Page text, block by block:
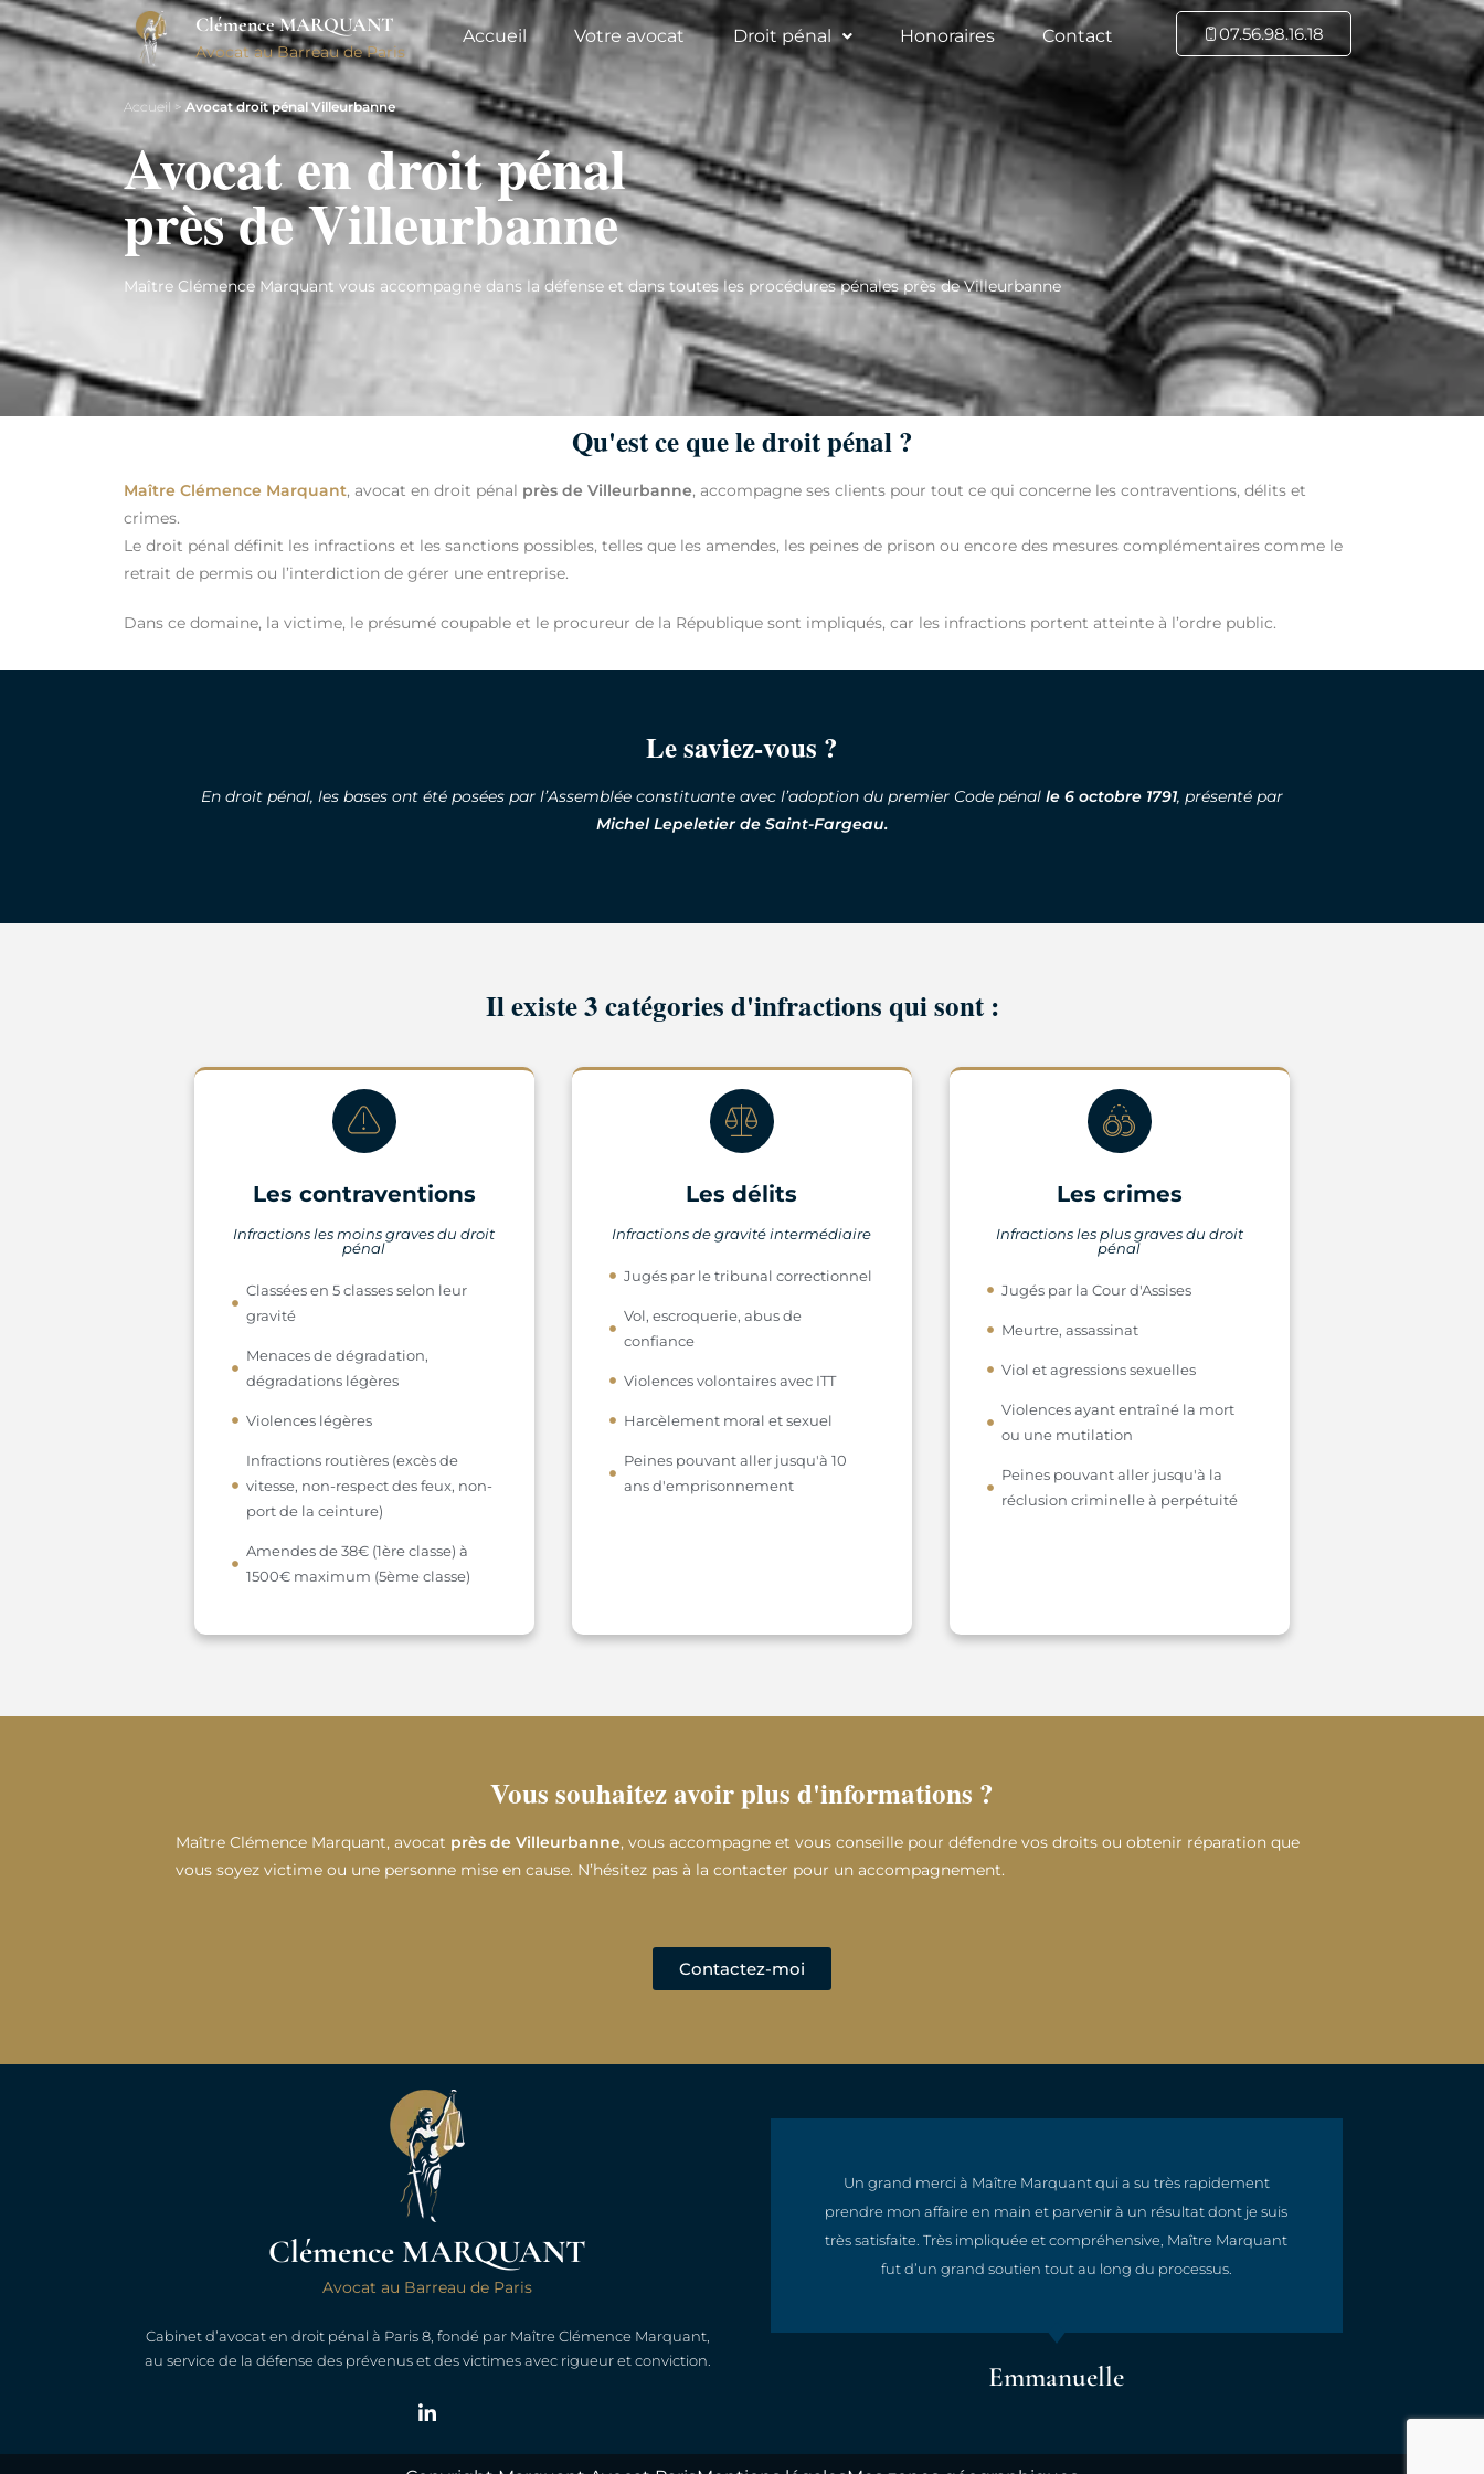
Clémence MARQUANT
Avocat au Barreau de Paris
Accueil Votre avocat Droit pénal Honoraires Contact 07.56.98.16.18
Accueil > Avocat droit pénal Villeurbanne
Avocat en droit pénal
près de Villeurbanne
Maître Clémence Marquant vous accompagne dans la défense et dans toutes les procédures pénales près de Villeurbanne
Qu'est ce que le droit pénal ?
Maître Clémence Marquant, avocat en droit pénal près de Villeurbanne, accompagne ses clients pour tout ce qui concerne les contraventions, délits et
crimes.
Le droit pénal définit les infractions et les sanctions possibles, telles que les amendes, les peines de prison ou encore des mesures complémentaires comme le
retrait de permis ou l’interdiction de gérer une entreprise.
Dans ce domaine, la victime, le présumé coupable et le procureur de la République sont impliqués, car les infractions portent atteinte à l’ordre public.
Le saviez-vous ?
En droit pénal, les bases ont été posées par l’Assemblée constituante avec l’adoption du premier Code pénal le 6 octobre 1791, présenté par
Michel Lepeletier de Saint-Fargeau.
Il existe 3 catégories d'infractions qui sont :
Les contraventions
Infractions les moins graves du droit
pénal
Classées en 5 classes selon leur
gravité
Menaces de dégradation,
dégradations légères
Violences légères
Infractions routières (excès de
vitesse, non-respect des feux, non-
port de la ceinture)
Amendes de 38€ (1ère classe) à
1500€ maximum (5ème classe)
Les délits
Infractions de gravité intermédiaire
Jugés par le tribunal correctionnel
Vol, escroquerie, abus de
confiance
Violences volontaires avec ITT
Harcèlement moral et sexuel
Peines pouvant aller jusqu'à 10
ans d'emprisonnement
Les crimes
Infractions les plus graves du droit
pénal
Jugés par la Cour d'Assises
Meurtre, assassinat
Viol et agressions sexuelles
Violences ayant entraîné la mort
ou une mutilation
Peines pouvant aller jusqu'à la
réclusion criminelle à perpétuité
Vous souhaitez avoir plus d'informations ?
Maître Clémence Marquant, avocat près de Villeurbanne, vous accompagne et vous conseille pour défendre vos droits ou obtenir réparation que
vous soyez victime ou une personne mise en cause. N’hésitez pas à la contacter pour un accompagnement.
Contactez-moi
Clémence MARQUANT
Avocat au Barreau de Paris
Cabinet d’avocat en droit pénal à Paris 8, fondé par Maître Clémence Marquant,
au service de la défense des prévenus et des victimes avec rigueur et conviction.
Maître Marquant est très professionnelle, compréhensive, efficace
et rassurante. Une assistance de haute qualité et une réactivité
exemplaire. Satisfaction sur toute la ligne.
Yannick
Un grand merci à Maître Marquant qui a su très rapidement
prendre mon affaire en main et parvenir à un résultat dont je suis
très satisfaite. Très impliquée et compréhensive, Maître Marquant
fut d’un grand soutien tout au long du processus.
Emmanuelle